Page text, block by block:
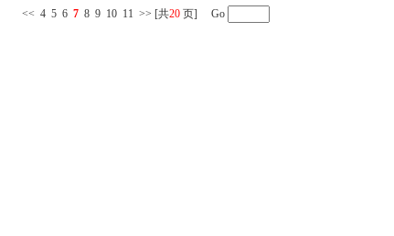
<< 4 5 6 7 8 9 10 11 >> [共20 页] Go